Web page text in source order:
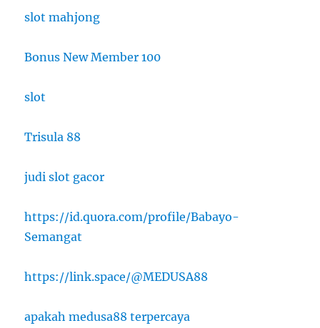
slot mahjong
Bonus New Member 100
slot
Trisula 88
judi slot gacor
https://id.quora.com/profile/Babayo-
Semangat
https://link.space/@MEDUSA88
apakah medusa88 terpercaya